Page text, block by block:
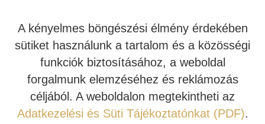
end
hifi
hangfalpár
(lakk-
fekete)
mennyiség
Címkék:álló hangfal,audiofil hangfal,hifi hangfal,high
end hangfal,jbl hangfal , JBL Summit
Leírás Letöltések
A kényelmes böngészési élmény érdekében
sütiket használunk a tartalom és a közösségi
funkciók biztosításához, a weboldal
forgalmunk elemzéséhez és reklámozás
céljából. A weboldalon megtekintheti az
Adatkezelési és Süti Tájékoztatónkat (PDF).